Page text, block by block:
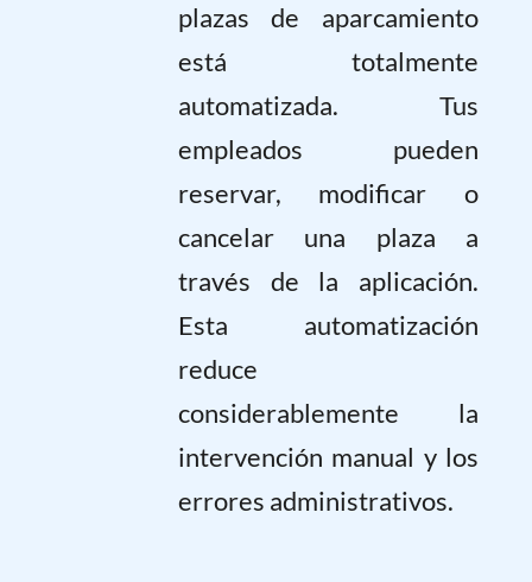
plazas de aparcamiento
está totalmente
automatizada. Tus
empleados pueden
reservar, modificar o
cancelar una plaza a
través de la aplicación.
Esta automatización
reduce
considerablemente la
intervención manual y los
errores administrativos.